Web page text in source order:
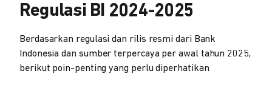
Regulasi BI 2024-2025
Berdasarkan regulasi dan rilis resmi dari Bank
Indonesia dan sumber terpercaya per awal tahun 2025,
berikut poin-penting yang perlu diperhatikan